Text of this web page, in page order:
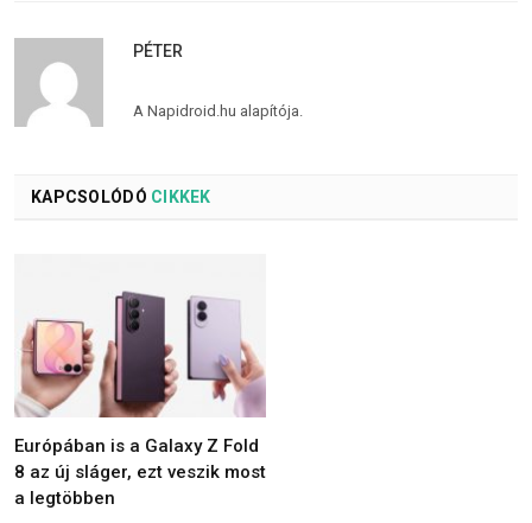
PÉTER
A Napidroid.hu alapítója.
KAPCSOLÓDÓ CIKKEK
Európában is a Galaxy Z Fold
8 az új sláger, ezt veszik most
a legtöbben